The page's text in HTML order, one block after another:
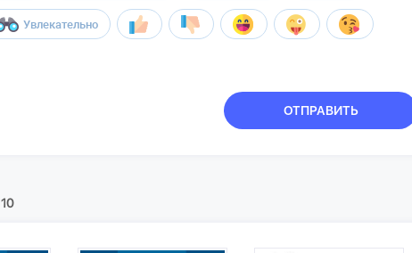
Увлекательно
ОТПРАВИТЬ
10